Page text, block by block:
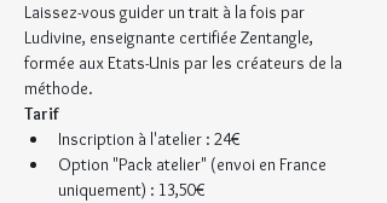
Laissez-vous guider un trait à la fois par
Ludivine, enseignante certifiée Zentangle,
formée aux Etats-Unis par les créateurs de la
méthode.
Tarif
Inscription à l'atelier : 24€
Option "Pack atelier" (envoi en France
uniquement) : 13,50€